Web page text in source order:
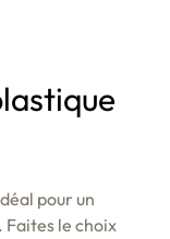
pour un
Faites le choix